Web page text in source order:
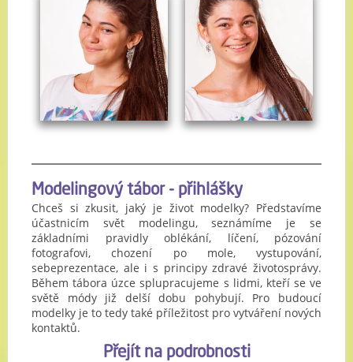
Modelingový tábor - přihlášky
Chceš si zkusit, jaký je život modelky? Představíme
účastnicím svět modelingu, seznámíme je se
základními pravidly oblékání, líčení, pózování
fotografovi, chození po mole, vystupování,
sebeprezentace, ale i s principy zdravé životosprávy.
Během tábora úzce splupracujeme s lidmi, kteří se ve
světě módy již delší dobu pohybují. Pro budoucí
modelky je to tedy také příležitost pro vytváření nových
kontaktů.
Přejít na podrobnosti